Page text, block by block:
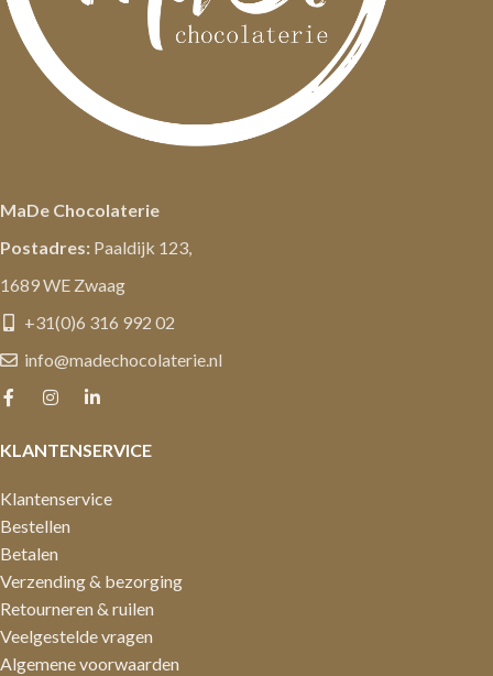
MaDe Chocolaterie
Postadres: Paaldijk 123,
1689 WE Zwaag
+31(0)6 316 992 02
info@madechocolaterie.nl
KLANTENSERVICE
Klantenservice
Bestellen
Betalen
Verzending & bezorging
Retourneren & ruilen
Veelgestelde vragen
Algemene voorwaarden